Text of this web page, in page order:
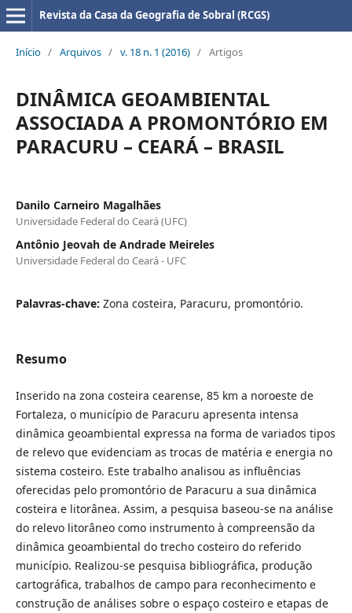
Revista da Casa da Geografia de Sobral (RCGS)
Início / Arquivos / v. 18 n. 1 (2016) / Artigos
DINÂMICA GEOAMBIENTAL
ASSOCIADA A PROMONTÓRIO EM
PARACURU – CEARÁ – BRASIL
Danilo Carneiro Magalhães
Universidade Federal do Ceará (UFC)
Antônio Jeovah de Andrade Meireles
Universidade Federal do Ceará - UFC
Palavras-chave: Zona costeira, Paracuru, promontório.
Resumo
Inserido na zona costeira cearense, 85 km a noroeste de
Fortaleza, o município de Paracuru apresenta intensa
dinâmica geoambiental expressa na forma de variados tipos
de relevo que evidenciam as trocas de matéria e energia no
sistema costeiro. Este trabalho analisou as influências
oferecidas pelo promontório de Paracuru a sua dinâmica
costeira e litorânea. Assim, a pesquisa baseou-se na análise
do relevo litorâneo como instrumento à compreensão da
dinâmica geoambiental do trecho costeiro do referido
município. Realizou-se pesquisa bibliográfica, produção
cartográfica, trabalhos de campo para reconhecimento e
construção de análises sobre o espaço costeiro e etapas de